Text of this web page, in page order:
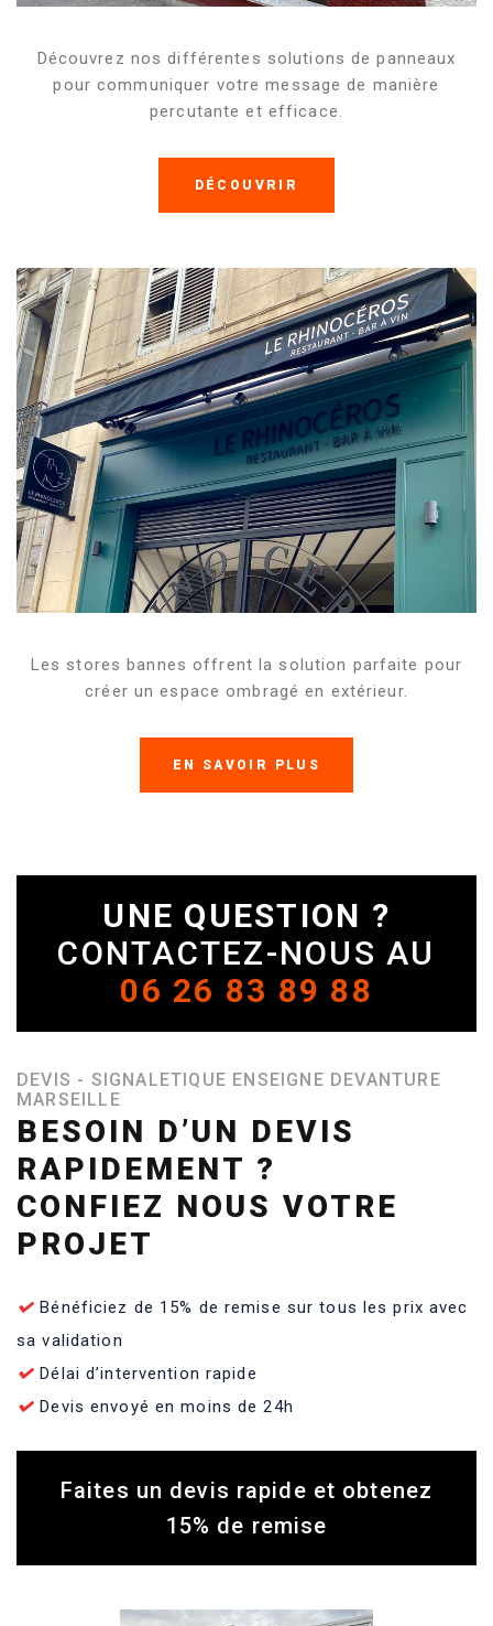
Découvrez nos différentes solutions de panneaux
pour communiquer votre message de manière
percutante et efficace.
DÉCOUVRIR
Les stores bannes offrent la solution parfaite pour
créer un espace ombragé en extérieur.
EN SAVOIR PLUS
UNE QUESTION ?
CONTACTEZ-NOUS AU
06 26 83 89 88
DEVIS - SIGNALETIQUE ENSEIGNE DEVANTURE
MARSEILLE
BESOIN D’UN DEVIS
RAPIDEMENT ?
CONFIEZ NOUS VOTRE
PROJET
Bénéficiez de 15% de remise sur tous les prix avec
sa validation
Délai d’intervention rapide
Devis envoyé en moins de 24h
Faites un devis rapide et obtenez
15% de remise